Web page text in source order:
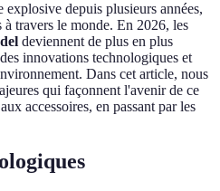
depuis plusieurs années,
travers le monde. En 2026, les
deviennent de plus en plus
innovations technologiques et
Dans cet article, nous
qui façonnent l'avenir de ce
accessoires, en passant par les